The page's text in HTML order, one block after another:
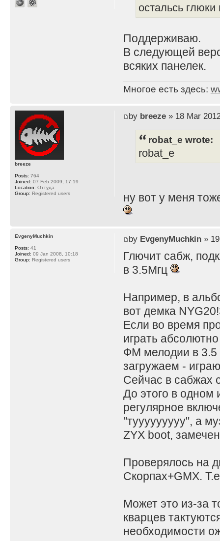
остальсь
Поддерживаю.
В следующей
всяких панелек.
Многое есть здесь:
by breeze» 18 Mar
robat_e wrote:
robat_e
ну вот у меня
breeze
Posts: 764
Joined: 07 Feb 2009, 17:19
Location: Оттуда
Group: Registered users
by EvgenyMuchkin» 19
Глючит сабж,
в 3.5Мгц
Например, в
вот демка
Если во время
играть
ФМ мелодии в 3.5
загружаем -
Сейчас в сабжах
До этого в одном
регулярное
"тууууууууу", а
ZYX boot,
Проверялось на
Скорпах+GMX.
Может это из-за
кварцев
необходимости
EvgenyMuchkin
Posts: 41
Joined: 09 Jan 2008, 10:18
Group: Registered users